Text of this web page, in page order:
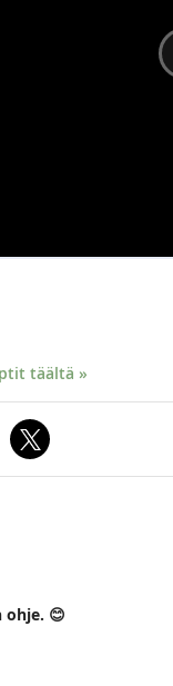
täältä »
ohje. 😊